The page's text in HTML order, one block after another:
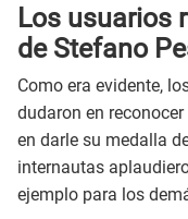
Los usuarios
de Stefano
Como era evidente,
dudaron en
en darle su medalla
internautas
ejemplo para los